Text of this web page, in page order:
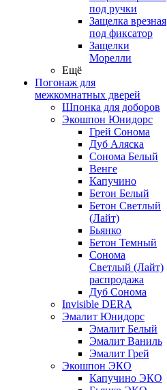
под ручки
Защелка врезная
под фиксатор
Защелки
Морелли
Ещё
Погонаж для
межкомнатных дверей
Шпонка для доборов
Экошпон Юнидорс
Грей Сонома
Дуб Аляска
Сонома Белый
Венге
Капучино
Бетон Белый
Бетон Светлый
(Лайт)
Бьянко
Бетон Темный
Сонома
Светлый (Лайт)
распродажа
Дуб Сонома
Invisible DERA
Эмалит Юнидорс
Эмалит Белый
Эмалит Ваниль
Эмалит Грей
Экошпон ЭКО
Капучино ЭКО